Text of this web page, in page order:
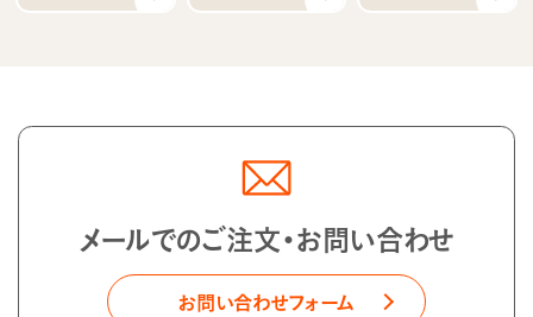
メールでのご注文・お問い合わせ
お問い合わせフォーム